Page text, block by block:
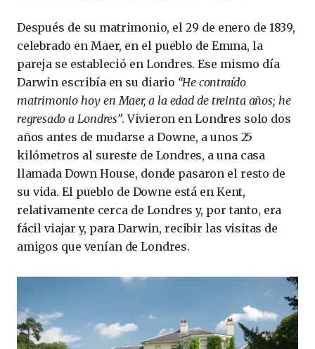
Después de su matrimonio, el 29 de enero de 1839,
celebrado en Maer, en el pueblo de Emma, la
pareja se estableció en Londres. Ese mismo día
Darwin escribía en su diario “He contraído
matrimonio hoy en Maer, a la edad de treinta años; he
regresado a Londres”. Vivieron en Londres solo dos
años antes de mudarse a Downe, a unos 25
kilómetros al sureste de Londres, a una casa
llamada Down House, donde pasaron el resto de
su vida. El pueblo de Downe está en Kent,
relativamente cerca de Londres y, por tanto, era
fácil viajar y, para Darwin, recibir las visitas de
amigos que venían de Londres.